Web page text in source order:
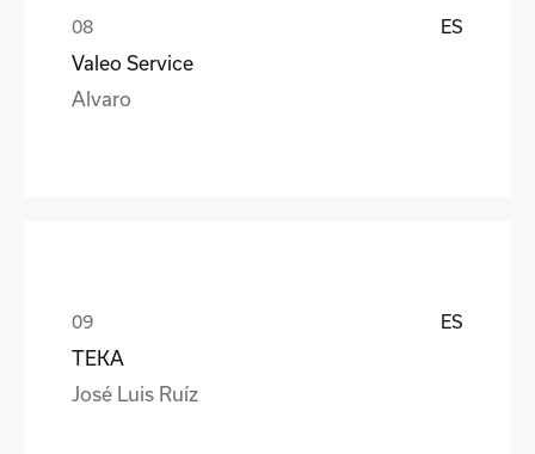
ES
Valeo Service
Alvaro
ES
TEKA
José Luis Ruíz